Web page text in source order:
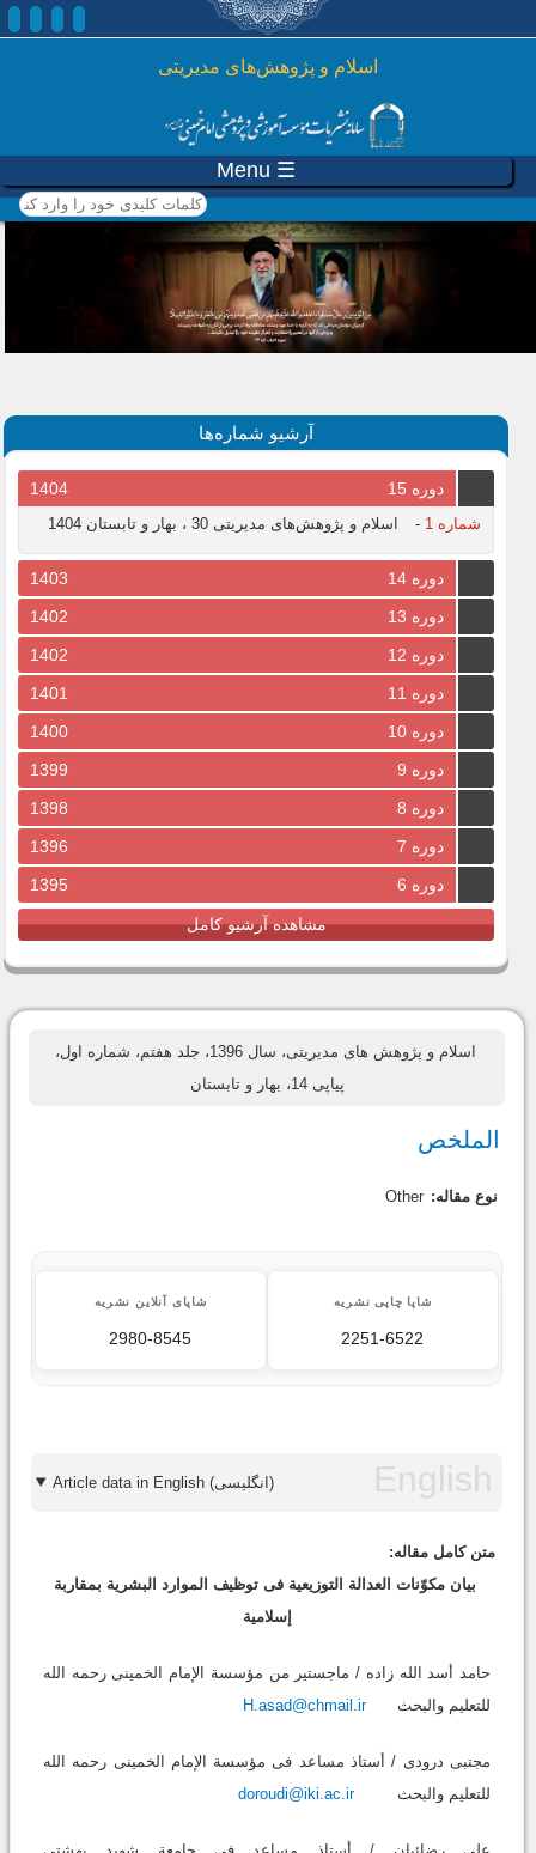
رفتن به محتوای اصلی
اسلام و پژوهش‌های مدیریتی
☰ Menu
کلمات کلیدی خود را وارد
کنید
آرشیو شماره‌ها
دوره 15 1404
شماره 1 - اسلام و پژوهش‌های مدیریتی 30 ، بهار و تابستان 1404
دوره 14
1403
دوره 13
1402
دوره 12
1402
دوره 11
1401
دوره 10
1400
دوره 9
1399
دوره 8
1398
دوره 7
1396
دوره 6
1395
مشاهده آرشیو کامل
اسلام و پژوهش های مدیریتی، سال 1396، جلد هفتم، شماره اول،
پیاپی 14، بهار و تابستان
الملخص
نوع مقاله: Other
شاپا چاپی نشریه
2251-6522
شاپای آنلاین نشریه
2980-8545
Article data in English (انگلیسی)
متن کامل مقاله:
بیان مکوّنات العدالة التوزیعیة فی توظیف الموارد البشریة بمقاربة
إسلامیة
حامد أسد الله زاده / ماجستیر من مؤسسة الإمام الخمینی رحمه الله
للتعلیم والبحث
H.asad@chmail.ir
مجتبى درودی / أستاذ مساعد فی مؤسسة الإمام الخمینی رحمه الله
للتعلیم والبحث
doroudi@iki.ac.ir